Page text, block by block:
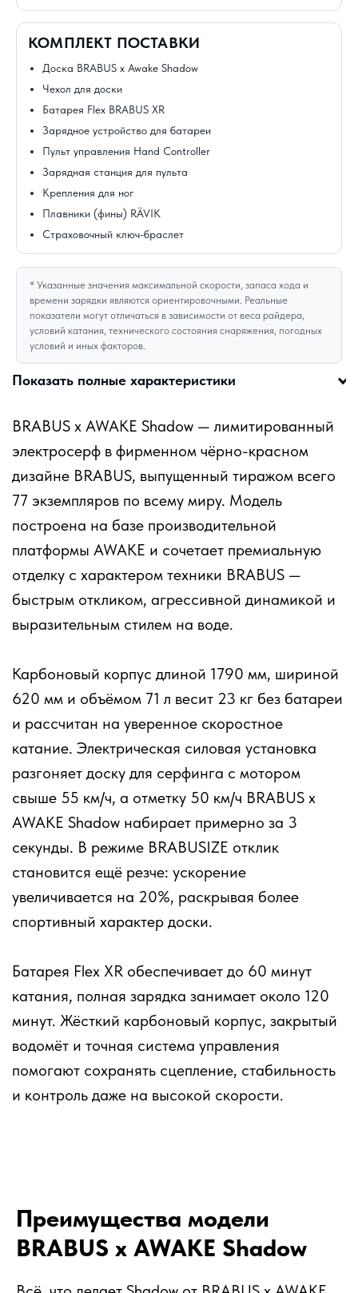
КОМПЛЕКТ ПОСТАВКИ
Доска BRABUS x Awake Shadow
Чехол для доски
Батарея Flex BRABUS XR
Зарядное устройство для батареи
Пульт управления Hand Controller
Зарядная станция для пульта
Крепления для ног
Плавники (фины) RÄVIK
Страховочный ключ-браслет
* Указанные значения максимальной скорости, запаса хода и
времени зарядки являются ориентировочными. Реальные
показатели могут отличаться в зависимости от веса райдера,
условий катания, технического состояния снаряжения, погодных
условий и иных факторов.
Показать полные характеристики
BRABUS x AWAKE Shadow — лимитированный
электросерф в фирменном чёрно-красном
дизайне BRABUS, выпущенный тиражом всего
77 экземпляров по всему миру. Модель
построена на базе производительной
платформы AWAKE и сочетает премиальную
отделку с характером техники BRABUS —
быстрым откликом, агрессивной динамикой и
выразительным стилем на воде.
Карбоновый корпус длиной 1790 мм, шириной
620 мм и объёмом 71 л весит 23 кг без батареи
и рассчитан на уверенное скоростное
катание. Электрическая силовая установка
разгоняет доску для серфинга с мотором
свыше 55 км/ч, а отметку 50 км/ч BRABUS x
AWAKE Shadow набирает примерно за 3
секунды. В режиме BRABUSIZE отклик
становится ещё резче: ускорение
увеличивается на 20%, раскрывая более
спортивный характер доски.
Батарея Flex XR обеспечивает до 60 минут
катания, полная зарядка занимает около 120
минут. Жёсткий карбоновый корпус, закрытый
водомёт и точная система управления
помогают сохранять сцепление, стабильность
и контроль даже на высокой скорости.
Преимущества модели
BRABUS x AWAKE Shadow